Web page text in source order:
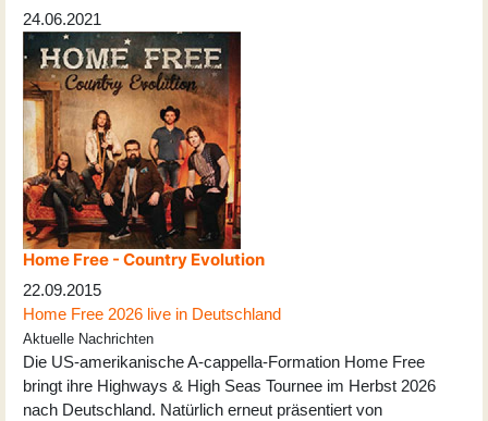
24.06.2021
Home Free - Country Evolution
22.09.2015
Home Free 2026 live in Deutschland
Aktuelle Nachrichten
Die US-amerikanische A-cappella-Formation Home Free
bringt ihre Highways & High Seas Tournee im Herbst 2026
nach Deutschland. Natürlich erneut präsentiert von